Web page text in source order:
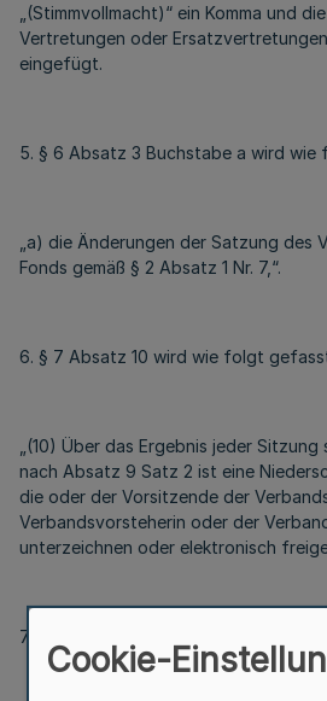
„(Stimmvollmacht)“ ein Komma und
Vertretungen oder Ersatzvertretungen
eingefügt.
5. § 6 Absatz 3 Buchstabe a wird
„a) die Änderungen der Satzung des
Fonds gemäß § 2 Absatz 1 Nr. 7,“.
6. § 7 Absatz 10 wird wie folgt
„(10) Über das Ergebnis jeder
nach Absatz 9 Satz 2 ist eine
die oder der Vorsitzende der
Verbandsvorsteherin oder der
unterzeichnen oder elektronisch
7. § 9 Absatz 2 Buchstabe c wird wie
Cookie-